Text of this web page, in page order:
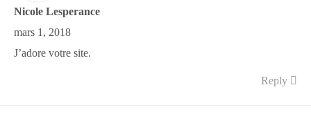
Recettes Végétariennes
Nicole Lesperance
mars 1, 2018
J’adore votre site.
Reply